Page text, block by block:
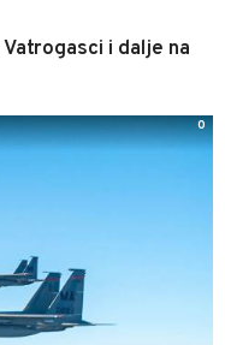
i dalje na
0